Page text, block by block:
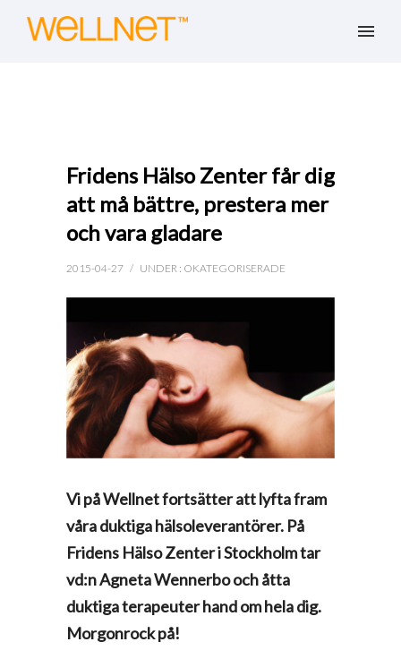
Fridens Hälso Zenter får dig
att må bättre, prestera mer
och vara gladare
2015-04-27 / UNDER : OKATEGORISERADE
Vi på Wellnet fortsätter att lyfta fram
våra duktiga hälsoleverantörer. På
Fridens Hälso Zenter i Stockholm tar
vd:n Agneta Wennerbo och åtta
duktiga terapeuter hand om hela dig.
Morgonrock på!